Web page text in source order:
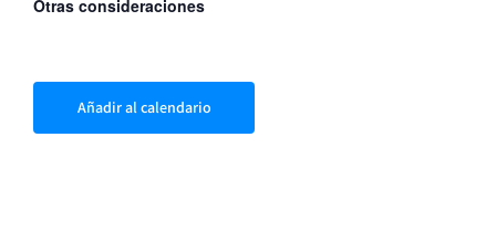
Otras consideraciones
Añadir al calendario